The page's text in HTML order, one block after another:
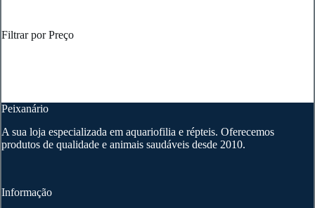
Filtrar por Preço
Peixanário
A sua loja especializada em aquariofilia e répteis. Oferecemos
produtos de qualidade e animais saudáveis desde 2010.
Informação